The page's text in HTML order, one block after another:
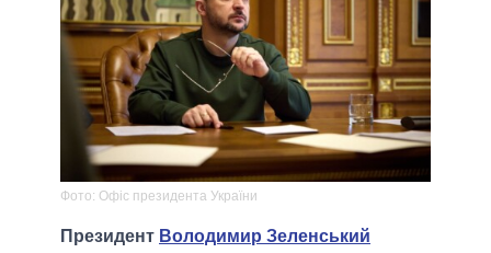
Фото: Офіс президента України
Президент Володимир Зеленський